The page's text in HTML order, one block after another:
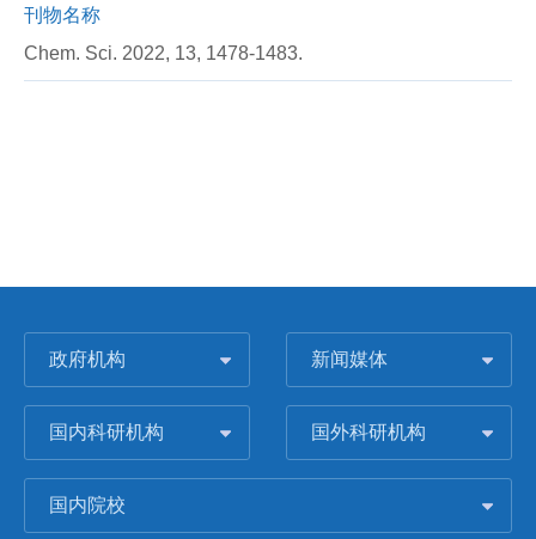
刊物名称
Chem. Sci. 2022, 13, 1478-1483.
政府机构 新闻媒体
国内科研机构 国外科研机构
国内院校